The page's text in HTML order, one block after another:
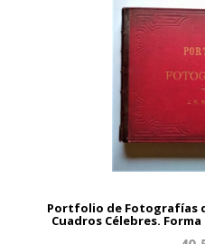
Portfolio de Fotografías
Cuadros Célebres.